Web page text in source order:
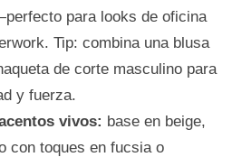
para looks de oficina
Tip: combina una blusa
de corte masculino para
y fuerza.
vivos: base en beige,
con toques en fucsia o